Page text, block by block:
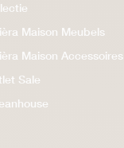
Maison Meubels
Maison Accessoires
Sale